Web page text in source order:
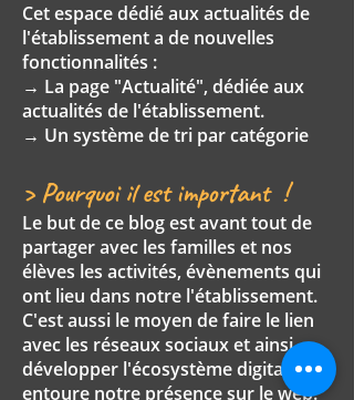
Cet espace dédié aux actualités de
l'établissement a de nouvelles
fonctionnalités :
→ La page "Actualité", dédiée aux
actualités de l'établissement.
→ Un système de tri par catégorie
> Pourquoi il est important !
Le but de ce blog est avant tout de
partager avec les familles et nos
élèves les activités, évènements qui
ont lieu dans notre l'établissement.
C'est aussi le moyen de faire le lien
avec les réseaux sociaux et ainsi
développer l'écosystème digital qui
entoure notre présence sur le web.